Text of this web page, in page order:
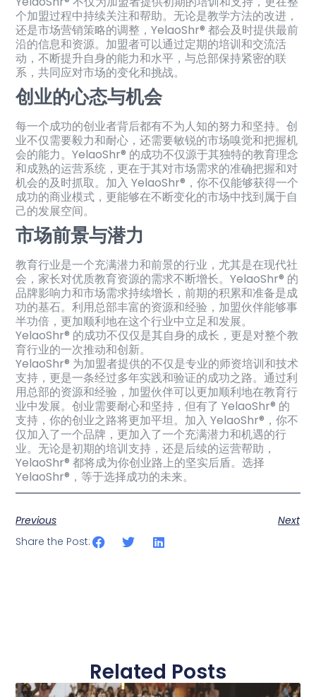
个加盟过程中持续关注和帮助。无论是教学方法的改进，
还是市场营销策略的调整，YelaoShr® 都会及时提供最前
沿的信息和资源。加盟者可以通过定期的培训和交流活
动，不断提升自身的能力和水平，与总部保持紧密的联
系，共同应对市场的变化和挑战。
创业的心态与机会
每一个成功的创业者背后都有不为人知的努力和坚持。创
业不仅需要毅力和耐心，还需要敏锐的市场嗅觉和把握机
会的能力。YelaoShr® 的成功不仅源于其独特的教育理念
和成熟的运营系统，更在于其对市场需求的准确把握和对
机会的及时抓取。加入 YelaoShr®，你不仅能够获得一个
成功的商业模式，更能够在不断变化的市场中找到属于自
己的发展空间。
市场前景与潜力
教育行业是一个充满潜力和前景的行业，尤其是在现代社
会，家长对优质教育资源的需求不断增长。YelaoShr® 的
品牌影响力和市场需求持续增长，前期的积累和准备是成
功的基石。利用总部丰富的资源和经验，加盟伙伴能够事
半功倍，更加顺利地在这个行业中立足和发展。
YelaoShr® 的成功不仅仅是其自身的成长，更是对整个教
育行业的一次推动和创新。
YelaoShr® 为加盟者提供的不仅是专业的师资培训和技术
支持，更是一条经过多年实践和验证的成功之路。通过利
用总部的资源和经验，加盟伙伴可以更加顺利地在教育行
业中发展。创业需要耐心和坚持，但有了 YelaoShr® 的
支持，你的创业之路将更加平坦。加入 YelaoShr®，你不
仅加入了一个品牌，更加入了一个充满潜力和机遇的行
业。无论是初期的培训支持，还是后续的运营帮助，
YelaoShr® 都将成为你创业路上的坚实后盾。选择
YelaoShr®，等于选择成功的未来。
Previous
Next
Share the Post:
Related Posts